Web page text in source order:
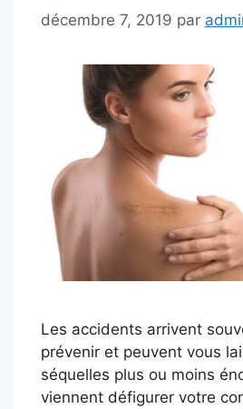
décembre 7, 2019 par
Les accidents arrivent
prévenir et peuvent vous
séquelles plus ou moins
viennent défigurer votre